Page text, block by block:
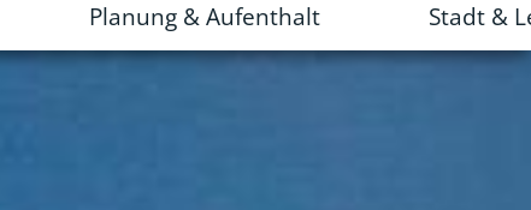
Planung & Aufenthalt Stadt &